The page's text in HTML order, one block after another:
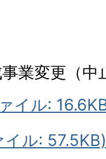
業変更（中
イル:
イル: 57.5KB)